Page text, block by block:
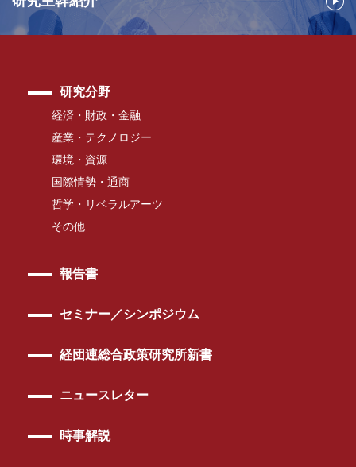
研究分野
経済・財政・金融
産業・テクノロジー
環境・資源
国際情勢・通商
哲学・リベラルアーツ
その他
報告書
セミナー／シンポジウム
経団連総合政策研究所新書
ニュースレター
時事解説